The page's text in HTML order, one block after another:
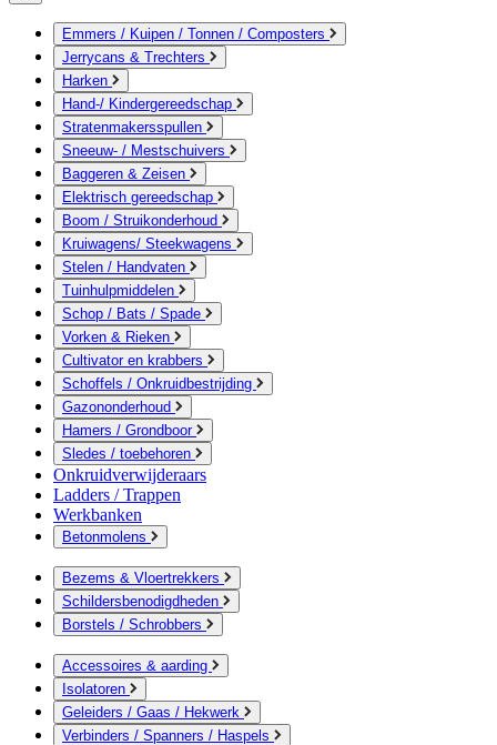
Emmers / Kuipen / Tonnen / Composters
Jerrycans & Trechters
Harken
Hand-/ Kindergereedschap
Stratenmakersspullen
Sneeuw- / Mestschuivers
Baggeren & Zeisen
Elektrisch gereedschap
Boom / Struikonderhoud
Kruiwagens/ Steekwagens
Stelen / Handvaten
Tuinhulpmiddelen
Schop / Bats / Spade
Vorken & Rieken
Cultivator en krabbers
Schoffels / Onkruidbestrijding
Gazononderhoud
Hamers / Grondboor
Sledes / toebehoren
Onkruidverwijderaars
Ladders / Trappen
Werkbanken
Betonmolens
Bezems & Vloertrekkers
Schildersbenodigdheden
Borstels / Schrobbers
Accessoires & aarding
Isolatoren
Geleiders / Gaas / Hekwerk
Verbinders / Spanners / Haspels